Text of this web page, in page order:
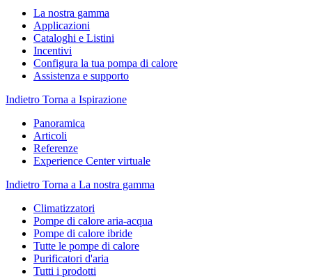
La nostra gamma
Applicazioni
Cataloghi e Listini
Incentivi
Configura la tua pompa di calore
Assistenza e supporto
Indietro Torna a Ispirazione
Panoramica
Articoli
Referenze
Experience Center virtuale
Indietro Torna a La nostra gamma
Climatizzatori
Pompe di calore aria-acqua
Pompe di calore ibride
Tutte le pompe di calore
Purificatori d'aria
Tutti i prodotti